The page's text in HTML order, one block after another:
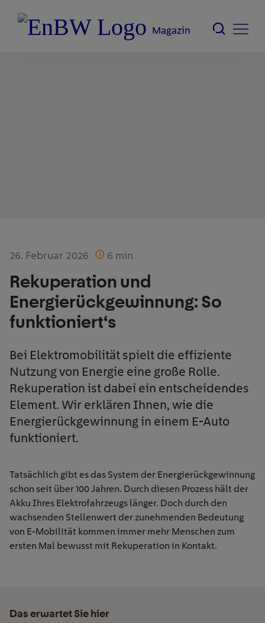
Magazin
26. Februar 2026 6 min
Rekuperation und
Energierückgewinnung: So
funktioniert‘s
Bei Elektromobilität spielt die effiziente
Nutzung von Energie eine große Rolle.
Rekuperation ist dabei ein entscheidendes
Element. Wir erklären Ihnen, wie die
Energierückgewinnung in einem E-Auto
funktioniert.
Tatsächlich gibt es das System der Energierückgewinnung
schon seit über 100 Jahren. Durch diesen Prozess hält der
Akku Ihres Elektrofahrzeugs länger. Doch durch den
wachsenden Stellenwert der zunehmenden Bedeutung
von E-Mobilität kommen immer mehr Menschen zum
ersten Mal bewusst mit Rekuperation in Kontakt.
Das erwartet Sie hier